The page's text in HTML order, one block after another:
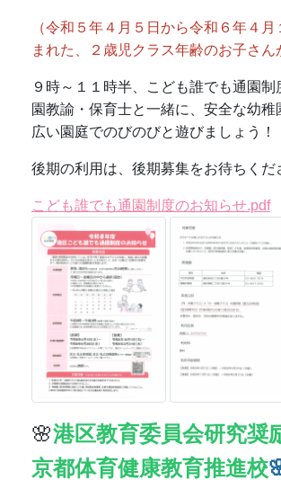
京都体育健康教育推進校
１１月１４日（金）に研究発表会を行
究紀要をご覧ください。
研究紀要「意欲的に遊ぶ幼児を育てる
びがあふれる園庭環境の工夫と援助～